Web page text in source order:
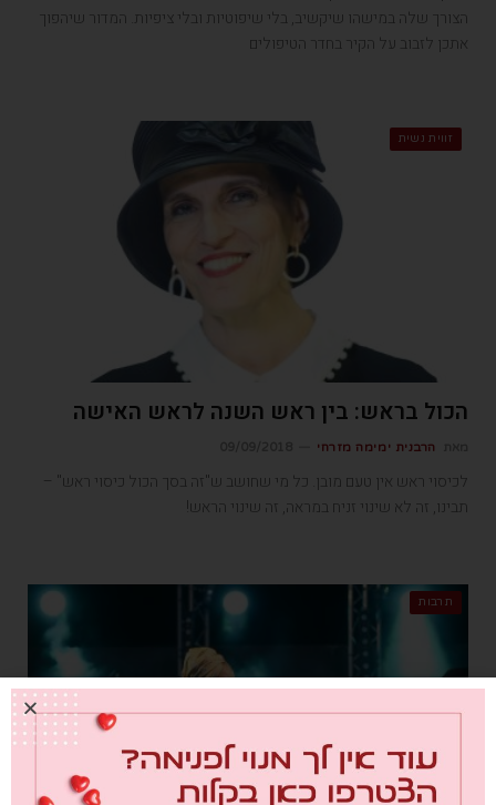
הצורך שלה במישהו שיקשיב, בלי שיפוטיות ובלי ציפיות. המדור שיהפוך
אתכן לזבוב על הקיר בחדר הטיפולים
זווית נשית
הכול בראש: בין ראש השנה לראש האישה
הרבנית ימימה מזרחי
לכיסוי ראש אין טעם מובן. כל מי שחושב ש"זה בסך הכול כיסוי ראש" –
תבינו, זה לא שינוי זניח במראה, זה שינוי הראש!
תרבות